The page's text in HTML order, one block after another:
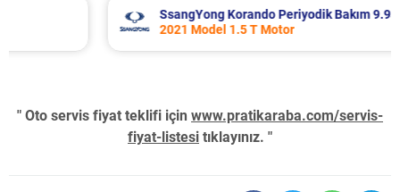
SsangYong Korando Periyodik Bakım 9.937 TL
2021 Model 1.5 T Motor
" Oto servis fiyat teklifi için www.pratikaraba.com/servis-
fiyat-listesi tıklayınız. "